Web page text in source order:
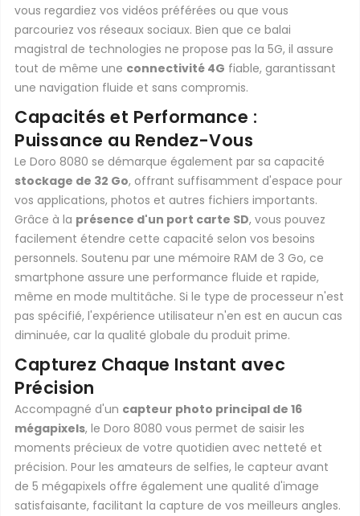
vous regardiez vos vidéos préférées ou que vous
parcouriez vos réseaux sociaux. Bien que ce balai
magistral de technologies ne propose pas la 5G, il assure
tout de même une connectivité 4G fiable, garantissant
une navigation fluide et sans compromis.
Capacités et Performance :
Puissance au Rendez-Vous
Le Doro 8080 se démarque également par sa capacité
stockage de 32 Go, offrant suffisamment d'espace pour
vos applications, photos et autres fichiers importants.
Grâce à la présence d'un port carte SD, vous pouvez
facilement étendre cette capacité selon vos besoins
personnels. Soutenu par une mémoire RAM de 3 Go, ce
smartphone assure une performance fluide et rapide,
même en mode multitâche. Si le type de processeur n'est
pas spécifié, l'expérience utilisateur n'en est en aucun cas
diminuée, car la qualité globale du produit prime.
Capturez Chaque Instant avec
Précision
Accompagné d'un capteur photo principal de 16
mégapixels, le Doro 8080 vous permet de saisir les
moments précieux de votre quotidien avec netteté et
précision. Pour les amateurs de selfies, le capteur avant
de 5 mégapixels offre également une qualité d'image
satisfaisante, facilitant la capture de vos meilleurs angles.